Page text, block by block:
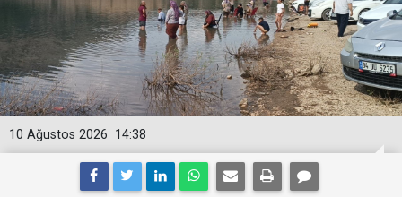
14:38
10 Ağustos 2026